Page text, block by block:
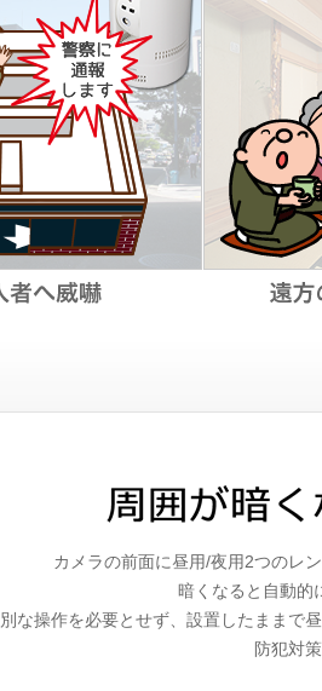
カメラの前面に昼用/夜用2つのレ
暗くなると自動的
別な操作を必要とせず、設置したままで
防犯対